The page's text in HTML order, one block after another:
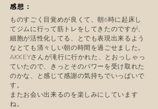
感想：
ものすごく目覚めが良くて、朝6時に起床し
てジムに行って筋トレをしてきたのですが、
細胞が活性化してる、とでも表現出来るよう
なとても清々しい朝の時間を過ごせました。
AKKEYさんが滝行に行かれた、とおっしゃっ
ていたので、きっとそのパワーを受け取れた
のかな、と感じて感謝の気持ちでいっぱいで
す。
またお会い出来るのを楽しみにしています
ね。